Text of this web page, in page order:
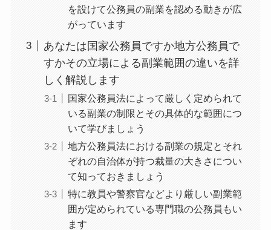
を設けて公務員の副業を認める動きが広
がっています
あなたは国家公務員ですか地方公務員で
すかその立場による副業範囲の違いを詳
しく解説します
国家公務員法によって厳しく定められて
いる副業の制限とその具体的な範囲につ
いて学びましょう
地方公務員法における副業の規定とそれ
ぞれの自治体が持つ裁量の大きさについ
て知っておきましょう
特に教員や警察官などより厳しい副業範
囲が定められている専門職の公務員もい
ます